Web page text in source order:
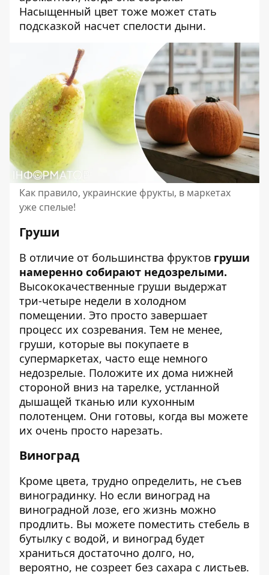
Насыщенный цвет тоже может стать
подсказкой насчет спелости дыни.
Как правило, украинские фрукты, в маркетах
уже спелые!
Груши
В отличие от большинства фруктов груши
намеренно собирают недозрелыми.
Высококачественные груши выдержат
три-четыре недели в холодном
помещении. Это просто завершает
процесс их созревания. Тем не менее,
груши, которые вы покупаете в
супермаркетах, часто еще немного
недозрелые. Положите их дома нижней
стороной вниз на тарелке, устланной
дышащей тканью или кухонным
полотенцем. Они готовы, когда вы можете
их очень просто нарезать.
Виноград
Кроме цвета, трудно определить, не съев
виноградинку. Но если виноград на
виноградной лозе, его жизнь можно
продлить. Вы можете поместить стебель в
бутылку с водой, и виноград будет
храниться достаточно долго, но,
вероятно, не созреет без сахара с листьев.